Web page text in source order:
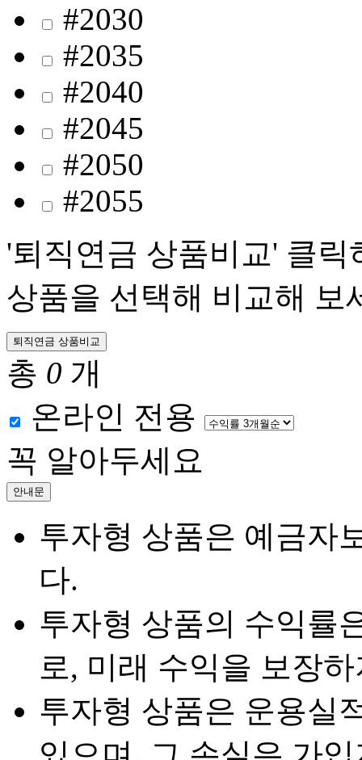
#2030
#2035
#2040
#2045
#2050
#2055
'퇴직연금 상품비교' 클릭
상품을 선택해 비교해 보
퇴직연금 상품비교
총 0 개
온라인 전용
꼭 알아두세요
안내문
투자형 상품은 예금자
다.
투자형 상품의 수익률
로, 미래 수익을 보장
투자형 상품은 운용실